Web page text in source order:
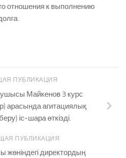
отношения к выполнению
ПУБЛИКАЦИЯ
Майкенов 3 курс
арасында агитациялық
іс-шара өткізді.
ПУБЛИКАЦИЯ
жөніндегі директордың